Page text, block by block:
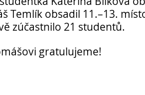
Temlík obsadil 11.–13.
zúčastnilo 21 studentů.
gratulujeme!